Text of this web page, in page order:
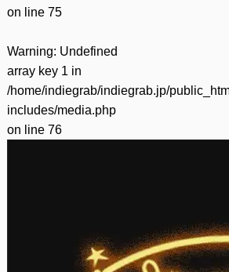
on line 75
Warning: Undefined
array key 1 in
/home/indiegrab/indiegrab.jp/
includes/media.php
on line 76